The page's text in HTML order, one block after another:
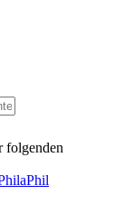
folgenden